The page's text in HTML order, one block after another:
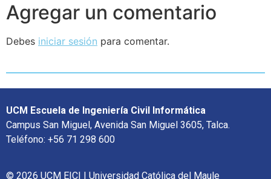
Agregar un comentario
Debes iniciar sesión para comentar.
UCM Escuela de Ingeniería Civil Informática
Campus San Miguel, Avenida San Miguel 3605, Talca.
Teléfono: +56 71 298 600
© 2026 UCM EICI | Universidad Católica del Maule